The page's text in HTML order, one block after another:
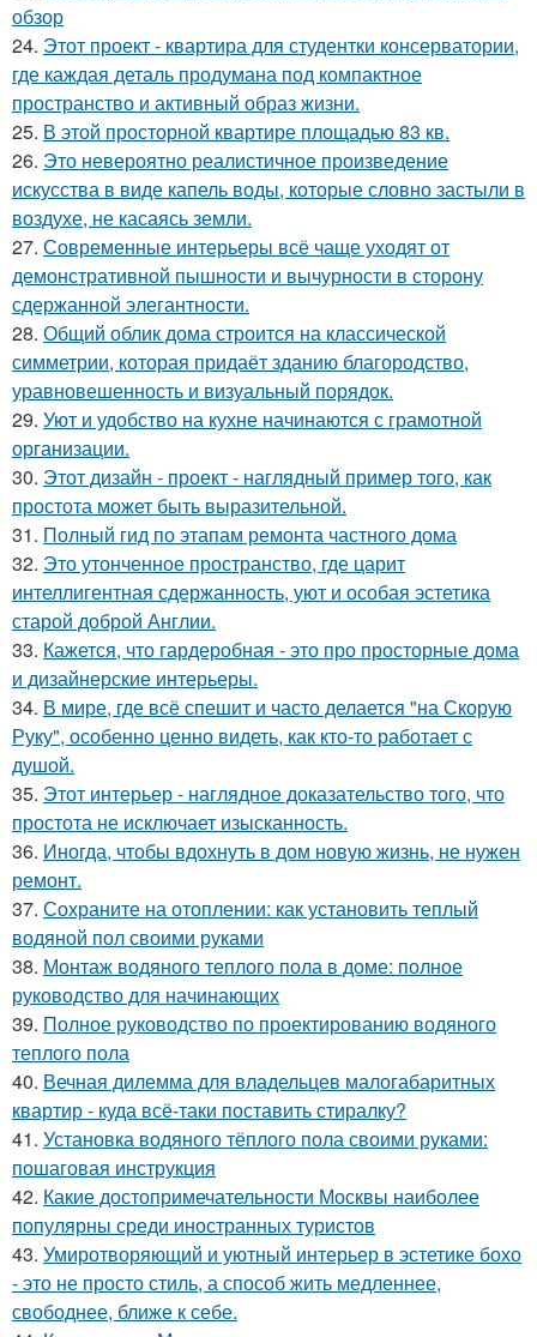
обзор
24. Этот проект - квартира для студентки консерватории,
где каждая деталь продумана под компактное
пространство и активный образ жизни.
25. В этой просторной квартире площадью 83 кв.
26. Это невероятно реалистичное произведение
искусства в виде капель воды, которые словно застыли в
воздухе, не касаясь земли.
27. Современные интерьеры всё чаще уходят от
демонстративной пышности и вычурности в сторону
сдержанной элегантности.
28. Общий облик дома строится на классической
симметрии, которая придаёт зданию благородство,
уравновешенность и визуальный порядок.
29. Уют и удобство на кухне начинаются с грамотной
организации.
30. Этот дизайн - проект - наглядный пример того, как
простота может быть выразительной.
31. Полный гид по этапам ремонта частного дома
32. Это утонченное пространство, где царит
интеллигентная сдержанность, уют и особая эстетика
старой доброй Англии.
33. Кажется, что гардеробная - это про просторные дома
и дизайнерские интерьеры.
34. В мире, где всё спешит и часто делается "на Скорую
Руку", особенно ценно видеть, как кто-то работает с
душой.
35. Этот интерьер - наглядное доказательство того, что
простота не исключает изысканность.
36. Иногда, чтобы вдохнуть в дом новую жизнь, не нужен
ремонт.
37. Сохраните на отоплении: как установить теплый
водяной пол своими руками
38. Монтаж водяного теплого пола в доме: полное
руководство для начинающих
39. Полное руководство по проектированию водяного
теплого пола
40. Вечная дилемма для владельцев малогабаритных
квартир - куда всё-таки поставить стиралку?
41. Установка водяного тёплого пола своими руками:
пошаговая инструкция
42. Какие достопримечательности Москвы наиболее
популярны среди иностранных туристов
43. Умиротворяющий и уютный интерьер в эстетике бохо
- это не просто стиль, а способ жить медленнее,
свободнее, ближе к себе.